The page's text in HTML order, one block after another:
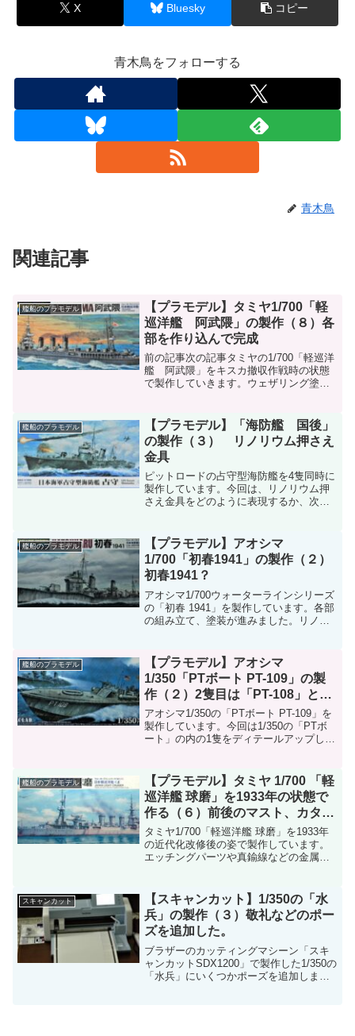
X Bluesky コピー
青木鳥をフォローする
青木鳥
関連記事
艦船のプラモデル
【プラモデル】タミヤ1/700「軽
巡洋艦 阿武隈」の製作（８）各
部を作り込んで完成
前の記事次の記事タミヤの1/700「軽巡洋
艦 阿武隈」をキスカ撤収作戦時の状態
で製作していきます。ウェザリング塗装
側を中心として、船体各部にウェザリン
グ塗装を施しました...
艦船のプラモデル
【プラモデル】「海防艦 国後」
の製作（３） リノリウム押さえ
金具
ピットロードの占守型海防艦を4隻同時に
製作しています。今回は、リノリウム押
さえ金具をどのように表現するか、次の
みる、(3)伸ばしランナーで再現、(4)金色
の色鉛筆で塗ってみる。実際に試してみ
てどうだったかを説明します。
艦船のプラモデル
【プラモデル】アオシマ
1/700「初春1941」の製作（２）
初春1941？
アオシマ1/700ウォーターラインシリーズ
の「初春 1941」を製作しています。各部
の組み立て、塗装が進みました。リノリ
塗装し、ブラックライトで光るようにし
てみました。
艦船のプラモデル
【プラモデル】アオシマ
1/350「PTボート PT-109」の製
作（２）2隻目は「PT-108」とし
て製作、海面ベースも製作中。
アオシマ1/350の「PTボート PT-109」を
製作しています。今回は1/350の「PTボ
ート」の内の1隻をディテールアップし
て連装機銃座の手すりなどを細く作り直
しました。セリアの「ジオラマシート
波」を用いた海面ベースも製作中です。
艦船のプラモデル
【プラモデル】タミヤ 1/700 「軽
巡洋艦 球磨」を1933年の状態で
作る（６）前後のマスト、カタパ
ルト、武装などの製作
タミヤ1/700「軽巡洋艦 球磨」を1933年
の近代化改修後の姿で製作しています。
エッチングパーツや真鍮線などの金属素
ルトを製作しました。キットのパーツを
ベースにして伸ばしランナーやプラ材な
どでディテールアップを行いました。ま
た、主砲の14㎝砲はファインモールド
の、8㎝高角砲はピットロードのパーツを
使用。「佐世保海軍工廠標準色」による
塗装も行いました。
スキャンカット
【スキャンカット】1/350の「水
兵」の製作（３）敬礼などのポー
ズを追加した。
ブラザーのカッティングマシーン「スキ
ャンカットSDX1200」で製作した1/350の
「水兵」にいくつかポーズを追加しまし